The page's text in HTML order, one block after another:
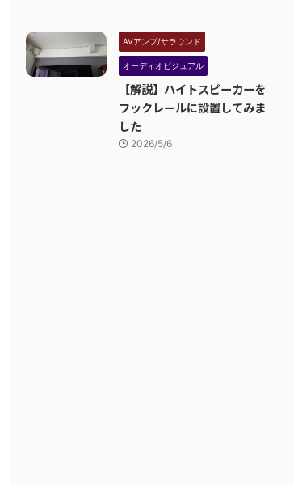
AVアンプ/サラウンド
オーディオビジュアル
【解説】ハイトスピーカーを
フックレールに設置してみま
した
2026/5/6